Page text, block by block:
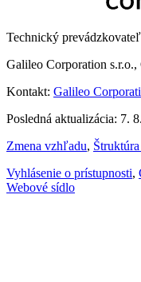
Technický
Galileo Corporation
Kontakt: Galileo
Posledná aktualizácia: 7.
Zmena vzhľadu,
Vyhlásenie o prístupnosti,
Webové sídlo